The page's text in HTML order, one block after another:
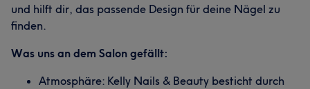
und hilft dir, das passende Design für deine Nägel zu
finden.
Was uns an dem Salon gefällt:
Atmosphäre: Kelly Nails & Beauty besticht durch